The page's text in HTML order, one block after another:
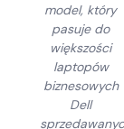
model, który
pasuje do
większości
laptopów
biznesowych
Dell